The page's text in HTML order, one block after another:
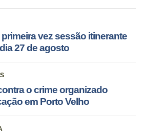
vez sessão itinerante
27 de agosto
o crime organizado
em Porto Velho